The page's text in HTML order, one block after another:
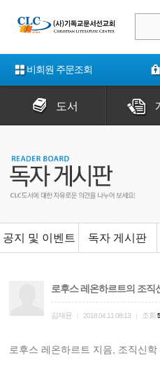
비회원 주문조회
도서
공지 및 이벤트 독자 게시판
로후스 레온하르트의 조직
김재윤 2018.04.11 08:13 조회
로후스 레온하르트 지음, 조직신